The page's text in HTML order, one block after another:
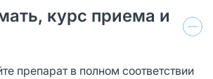
курс приема и
препарат в полном соответствии